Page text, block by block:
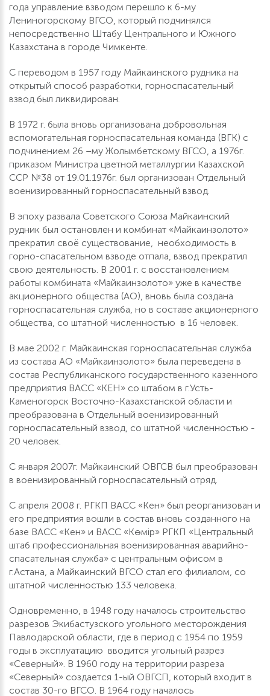
года управление взводом перешло к 6-му
Лениногорскому ВГСО, который подчинялся
непосредственно Штабу Центрального и Южного
Казахстана в городе Чимкенте.
С переводом в 1957 году Майкаинского рудника на
открытый способ разработки, горноспасательный
взвод был ликвидирован.
В 1972 г. была вновь организована добровольная
вспомогательная горноспасательная команда (ВГК) с
подчинением 26 –му Жолымбетскому ВГСО, а 1976г.
приказом Министра цветной металлургии Казахской
ССР №38 от 19.01.1976г. был организован Отдельный
военизированный горноспасательный взвод.
В эпоху развала Советского Союза Майкаинский
рудник был остановлен и комбинат «Майкаинзолото»
прекратил своё существование, необходимость в
горно-спасательном взводе отпала, взвод прекратил
свою деятельность. В 2001 г. с восстановлением
работы комбината «Майкаинзолото» уже в качестве
акционерного общества (АО), вновь была создана
горноспасательная служба, но в составе акционерного
общества, со штатной численностью в 16 человек.
В мае 2002 г. Майкаинская горноспасательная служба
из состава АО «Майкаинзолото» была переведена в
состав Республиканского государственного казенного
предприятия ВАСС «КЕН» со штабом в г.Усть-
Каменогорск Восточно-Казахстанской области и
преобразована в Отдельный военизированный
горноспасательный взвод, со штатной численностью -
20 человек.
С января 2007г. Майкаинский ОВГСВ был преобразован
в военизированный горноспасательный отряд.
С апреля 2008 г. РГКП ВАСС «Кен» был реорганизован и
его предприятия вошли в состав вновь созданного на
базе ВАСС «Кен» и ВАСС «Көмір» РГКП «Центральный
штаб профессиональная военизированная аварийно-
спасательная служба» с центральным офисом в
г.Астана, а Майкаинский ВГСО стал его филиалом, со
штатной численностью 133 человека.
Одновременно, в 1948 году началось строительство
разрезов Экибастузского угольного месторождения
Павлодарской области, где в период с 1954 по 1959
годы в эксплуатацию вводится угольный разрез
«Северный». В 1960 году на территории разреза
«Северный» создается 1-ый ОВГСП, который входит в
состав 30-го ВГСО. В 1964 году началось